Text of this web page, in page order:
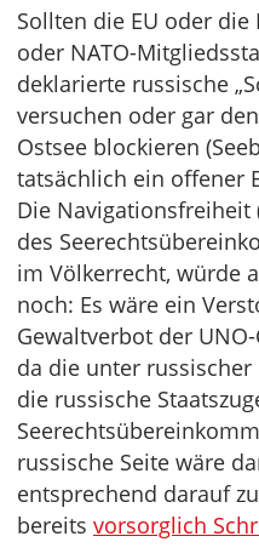
Sollten die EU oder die
oder NATO-
deklarierte russische
versuchen oder gar
Ostsee blockieren
tatsächlich ein offener
Die Navigationsfreiheit
des
im Völkerrecht, würde
noch: Es wäre ein
Gewaltverbot der
da die unter russischer
die russische
russische Seite wäre
entsprechend darauf
bereits vorsorglich